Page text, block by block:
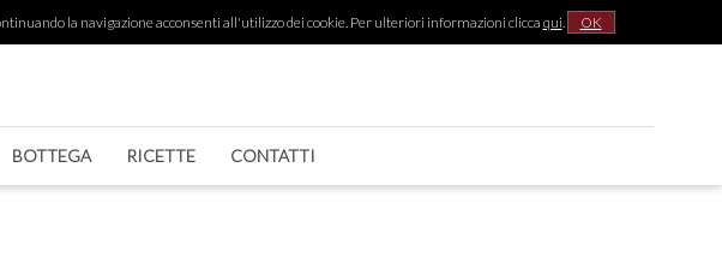
la navigazione acconsenti all'utilizzo dei cookie. Per ulteriori informazioni clicca qui. OK
|
BOTTEGA RICETTE CONTATTI